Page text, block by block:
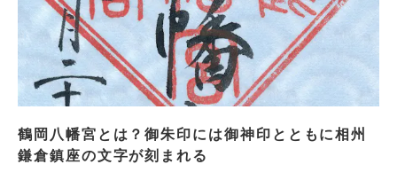
鶴岡八幡宮とは？御朱印には御神印とともに相州
鎌倉鎮座の文字が刻まれる